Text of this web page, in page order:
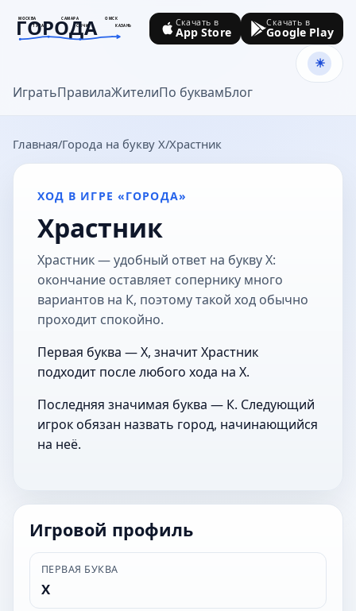
МОСКВА САМАРА
ОМСК
ТУЛА
СОЧИ КАЗАНЬ
ГОРОДА
goroda-na.ru
ИгратьПравилаЖителиПо буквамБлог
Скачать в
App Store
Скачать в
Google Play
Главная Города на букву Х Храстник
ХОД В ИГРЕ «ГОРОДА»
Храстник
Храстник — удобный ответ на букву Х:
окончание оставляет сопернику много
вариантов на К, поэтому такой ход обычно
проходит спокойно.
Первая буква — Х, значит Храстник
подходит после любого хода на Х.
Последняя значимая буква — К. Следующий
игрок обязан назвать город, начинающийся
на неё.
Игровой профиль
ПЕРВАЯ БУКВА
Х